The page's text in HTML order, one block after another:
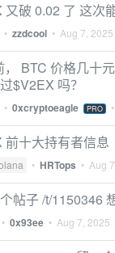
又破 0.02 了 这次
• zzdcool • Aug 7, 2025
， BTC 价格几十
$V2EX 吗？
• 0xcryptoeagle PRO •
前十大持有者信息
• HRTops • Aug
帖子 /t/1150346
• 0x93ee • Aug 7, 2025